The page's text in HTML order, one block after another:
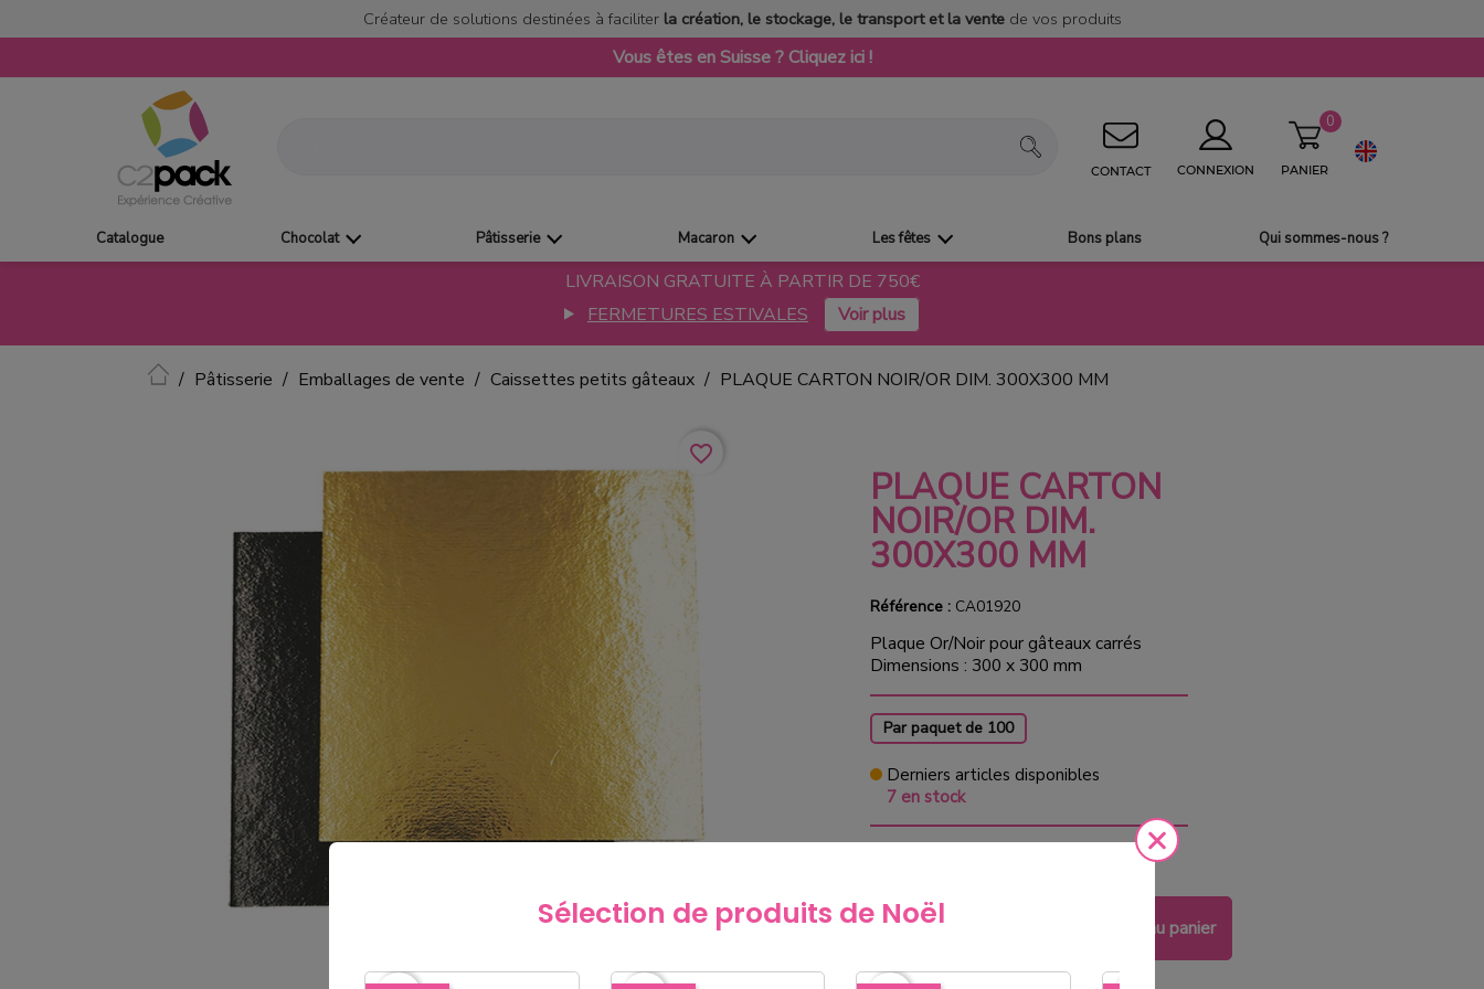
Sélection de produits de Noël
Créateur de solutions destinées à faciliter la création, le stockage, le transport et la ventede vos produits
Vous êtes en Suisse ? Cliquez ici !
CONTACT CONNEXION PANIER
0
Catalogue Chocolat Pâtisserie Macaron Les fêtes Bons plans Qui sommes-nous ?
LIVRAISON GRATUITE À PARTIR DE 750€
FERMETURES ESTIVALES
Accueil
Pâtisserie Emballages de vente Caissettes petits gâteaux PLAQUE CARTON NOIR/OR DIM. 300X300 MM
favorite_border
PLAQUE CARTON
NOIR/OR DIM.
300X300 MM
Référence : CA01920
Plaque Or/Noir pour gâteaux carrés
Dimensions : 300 x 300 mm
Par paquet de 100
Derniers articles disponibles
7 en stock
Ajouter au panier